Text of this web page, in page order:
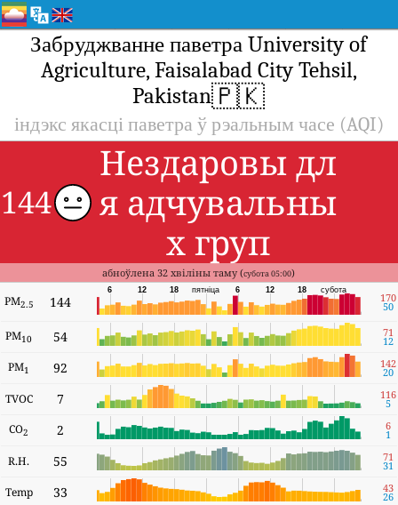
Забруджванне паветра University of
Agriculture, Faisalabad City Tehsil,
Pakistan🇵🇰
індэкс якасці паветра ў рэальным часе (AQI)
144
Нездаровы дл
я адчувальны
х груп
абноўлена 32 хвіліны таму (субота 05:00)
PM2.5 144
субота
18
12
6
пятніца
18
12
6
170
50
PM10 54 71
12
PM1 92 142
20
TVOC 7 116
5
CO2 2 6
1
R.H. 55 71
31
Temp 33 43
26